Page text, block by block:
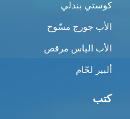
كوستي بندلي
الأب جورج مسّوح
الأب الياس مرقص
ألبير لحّام
كتب